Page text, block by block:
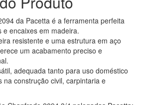
da Pacetta é a ferramenta perfeita
encaixes em madeira.
resistente e uma estrutura em aço
um acabamento preciso e
adequada tanto para uso doméstico
na construção civil, carpintaria e